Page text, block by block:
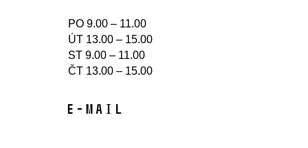
PO 9.00 – 11.00
ÚT 13.00 – 15.00
ST 9.00 – 11.00
ČT 13.00 – 15.00
E-mail